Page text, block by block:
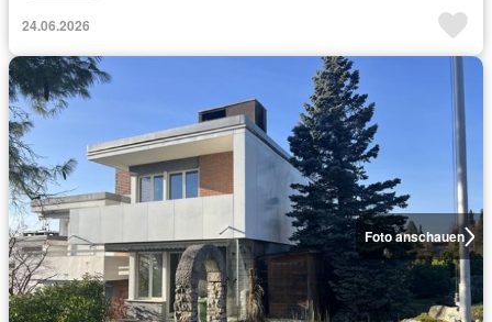
24.06.2026
Foto anschauen